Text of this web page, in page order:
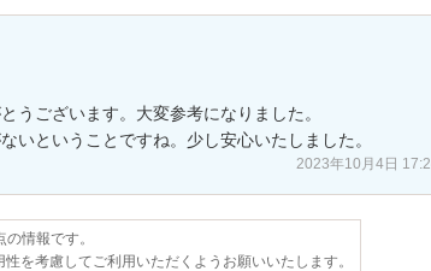
うございます。大変参考になりました。
いということですね。少し安心いたしました。
2023年10月4日
情報です。
を考慮してご利用いただくようお願いいたします。